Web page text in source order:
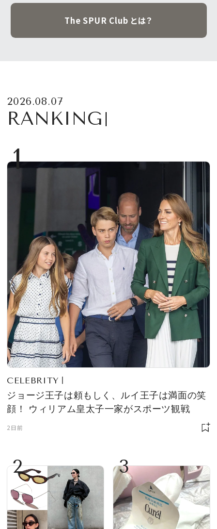
The SPUR Club とは？
2026.08.07
RANKING
1
CELEBRITY
ジョージ王子は頼もしく、ルイ王子は満面の笑
顔！ ウィリアム皇太子一家がスポーツ観戦
2日前
2 3